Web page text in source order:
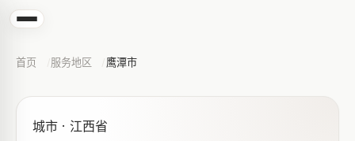
首页 服务地区 鹰潭市
城市 · 江西省